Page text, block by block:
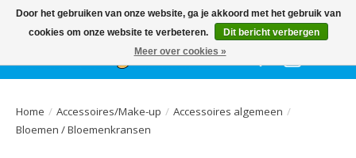
HetGEHELE jaar, grote collectie feestkleding & accessoires |
Ballonnen | Schmink | Bedrukking | Altijd gratis parkeren
Verlanglijst
Home / Accessoires/Make-up / Accessoires algemeen /
Bloemen / Bloemenkransen
Door het gebruiken van onze website, ga je akkoord met het gebruik van
cookies om onze website te verbeteren.
Dit bericht verbergen
Meer over cookies »